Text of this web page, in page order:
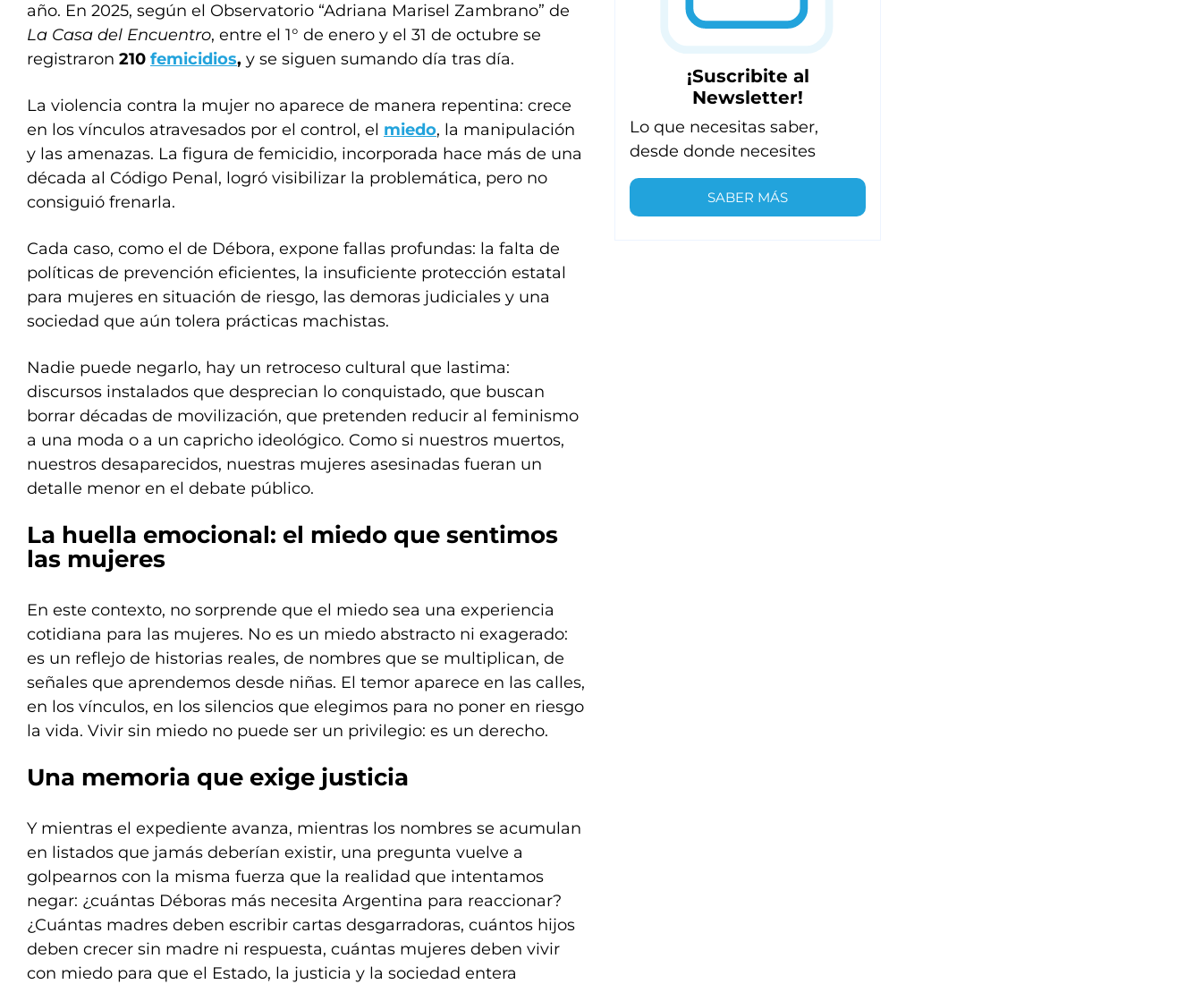
año. En 2025, según el Observatorio “Adriana Marisel Zambrano” de
La Casa del Encuentro, entre el 1° de enero y el 31 de octubre se
registraron 210 femicidios, y se siguen sumando día tras día.
La violencia contra la mujer no aparece de manera repentina: crece
en los vínculos atravesados por el control, el miedo, la manipulación
y las amenazas. La figura de femicidio, incorporada hace más de una
década al Código Penal, logró visibilizar la problemática, pero no
consiguió frenarla.
Cada caso, como el de Débora, expone fallas profundas: la falta de
políticas de prevención eficientes, la insuficiente protección estatal
para mujeres en situación de riesgo, las demoras judiciales y una
sociedad que aún tolera prácticas machistas.
Nadie puede negarlo, hay un retroceso cultural que lastima:
discursos instalados que desprecian lo conquistado, que buscan
borrar décadas de movilización, que pretenden reducir al feminismo
a una moda o a un capricho ideológico. Como si nuestros muertos,
nuestros desaparecidos, nuestras mujeres asesinadas fueran un
detalle menor en el debate público.
La huella emocional: el miedo que sentimos
las mujeres
En este contexto, no sorprende que el miedo sea una experiencia
cotidiana para las mujeres. No es un miedo abstracto ni exagerado:
es un reflejo de historias reales, de nombres que se multiplican, de
señales que aprendemos desde niñas. El temor aparece en las calles,
en los vínculos, en los silencios que elegimos para no poner en riesgo
la vida. Vivir sin miedo no puede ser un privilegio: es un derecho.
Una memoria que exige justicia
Y mientras el expediente avanza, mientras los nombres se acumulan
en listados que jamás deberían existir, una pregunta vuelve a
golpearnos con la misma fuerza que la realidad que intentamos
negar: ¿cuántas Déboras más necesita Argentina para reaccionar?
¿Cuántas madres deben escribir cartas desgarradoras, cuántos hijos
deben crecer sin madre ni respuesta, cuántas mujeres deben vivir
con miedo para que el Estado, la justicia y la sociedad entera
¡Suscribite al
Newsletter!
Lo que necesitas saber,
desde donde necesites
SABER MÁS